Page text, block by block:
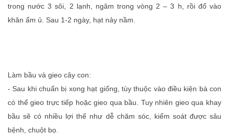
trong nước 3 sôi, 2 lạnh, ngâm trong vòng 2 – 3 h, rồi đổ vào
khăn ẩm ủ. Sau 1-2 ngày, hạt nảy nầm.
Làm bầu và gieo cây con:
- Sau khi chuẩn bị xong hạt giống, tùy thuộc vào điều kiện bà con
có thể gieo trực tiếp hoặc gieo qua bầu. Tuy nhiên gieo qua khay
bầu sẽ có nhiều lợi thế như dễ chăm sóc, kiểm soát được sâu
bệnh, chuột bọ.